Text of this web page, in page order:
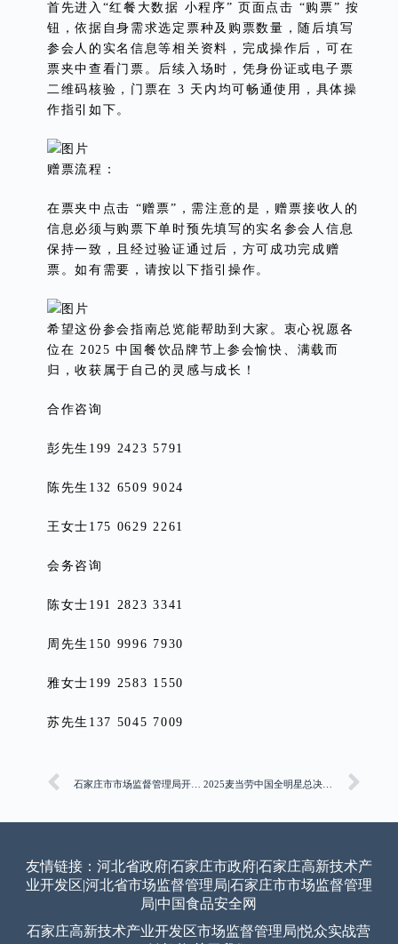
首先进入“红餐大数据 小程序” 页面点击 “购票” 按
钮，依据自身需求选定票种及购票数量，随后填写
参会人的实名信息等相关资料，完成操作后，可在
票夹中查看门票。后续入场时，凭身份证或电子票
二维码核验，门票在 3 天内均可畅通使用，具体操
作指引如下。
赠票流程：
在票夹中点击 “赠票”，需注意的是，赠票接收人的
信息必须与购票下单时预先填写的实名参会人信息
保持一致，且经过验证通过后，方可成功完成赠
票。如有需要，请按以下指引操作。
希望这份参会指南总览能帮助到大家。衷心祝愿各
位在 2025 中国餐饮品牌节上参会愉快、满载而
归，收获属于自己的灵感与成长！
合作咨询
彭先生199 2423 5791
陈先生132 6509 9024
王女士175 0629 2261
会务咨询
陈女士191 2823 3341
周先生150 9996 7930
雅女士199 2583 1550
苏先生137 5045 7009
石家庄市市场监督管理局开展夜查行动 严把生鲜肉品质量关
友情链接： 河北省政府|石家庄市政府|石家庄高新技术产
业开发区|河北省市场监督管理局|石家庄市市场监督管理
局|中国食品安全网
石家庄高新技术产业开发区市场监督管理局|悦众实战营